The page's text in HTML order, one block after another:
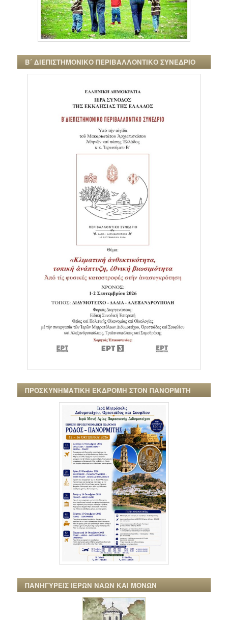
Β΄ ΔΙΕΠΙΣΤΗΜΟΝΙΚΟ ΠΕΡΙΒΑΛΛΟΝΤΙΚΟ ΣΥΝΕΔΡΙΟ
ΠΡΟΣΚΥΝΗΜΑΤΙΚΗ ΕΚΔΡΟΜΗ ΣΤΟΝ ΠΑΝΟΡΜΙΤΗ
ΠΑΝΗΓΥΡΕΙΣ ΙΕΡΩΝ ΝΑΩΝ ΚΑΙ ΜΟΝΩΝ